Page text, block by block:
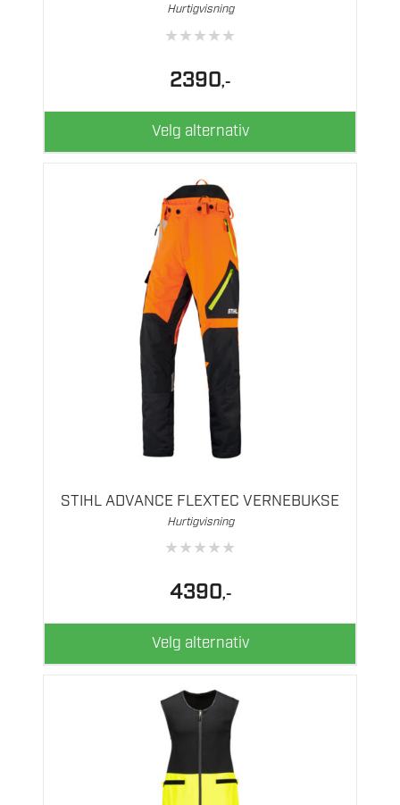
Hurtigvisning
★★★★★
2390,-
Velg alternativ
produktsiden
STIHL ADVANCE FLEXTEC VERNEBUKSE
Hurtigvisning
★★★★★
4390,-
Velg alternativ
flere
produktsiden